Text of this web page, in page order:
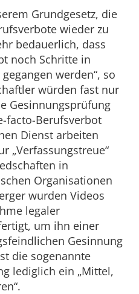
Grundgesetz, die
wieder zu
bedauerlich, dass
noch Schritte in
werden“, so
würden fast nur
Gesinnungsprüfung
facto-Berufsverbot
Dienst arbeiten
„Verfassungstreue“
in
Organisationen
wurden Videos
legaler
um ihn einer
Gesinnung
die sogenannte
lediglich ein „Mittel,